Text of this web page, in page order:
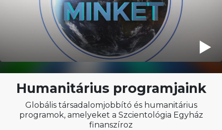
Humanitárius programjaink
Globális társadalomjobbító és humanitárius
programok, amelyeket a Szcientológia Egyház
finanszíroz